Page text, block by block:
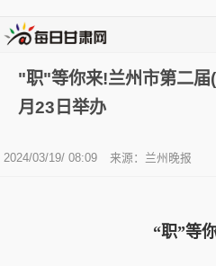
"职"等你来!兰州市第二
月23日举办
2024/03/19/ 08:09 来源：兰州晚报
“职”等